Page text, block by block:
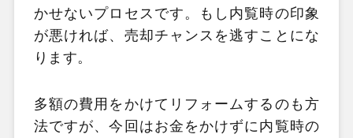
かせないプロセスです。もし内覧時の印象
が悪ければ、売却チャンスを逃すことにな
ります。
多額の費用をかけてリフォームするのも方
法ですが、今回はお金をかけずに内覧時の